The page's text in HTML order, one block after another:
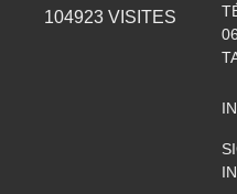
104923 VISITES